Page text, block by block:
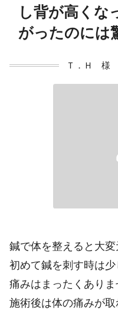
し背が高くな
がったのには
Ｔ．Ｈ 様
鍼で体を整えると大変
初めて鍼を刺す時は少
痛みはまったくありま
施術後は体の痛みが